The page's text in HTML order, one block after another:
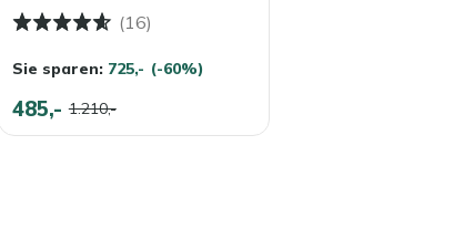
(16)
Sie sparen: 725,- (-60%)
485,- 1.210,-